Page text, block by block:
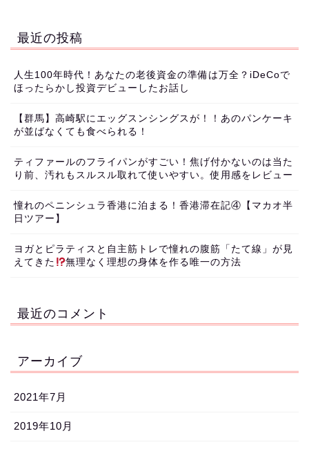
最近の投稿
人生100年時代！あなたの老後資金の準備は万全？iDeCoで
ほったらかし投資デビューしたお話し
【群馬】高崎駅にエッグスンシングスが！！あのパンケーキ
が並ばなくても食べられる！
ティファールのフライパンがすごい！焦げ付かないのは当た
り前、汚れもスルスル取れて使いやすい。使用感をレビュー
憧れのペニンシュラ香港に泊まる！香港滞在記④【マカオ半
日ツアー】
ヨガとピラティスと自主筋トレで憧れの腹筋「たて線」が見
えてきた
無理なく理想の身体を作る唯一の方法
最近のコメント
アーカイブ
2021年7月
2019年10月